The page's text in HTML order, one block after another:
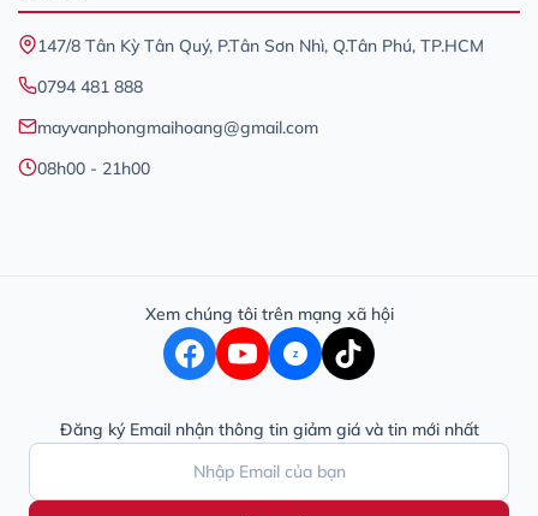
147/8 Tân Kỳ Tân Quý, P.Tân Sơn Nhì, Q.Tân Phú, TP.HCM
0794 481 888
mayvanphongmaihoang@gmail.com
08h00 - 21h00
Xem chúng tôi trên mạng xã hội
Z
Đăng ký Email nhận thông tin giảm giá và tin mới nhất